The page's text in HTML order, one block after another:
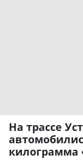
На трассе
килограмма